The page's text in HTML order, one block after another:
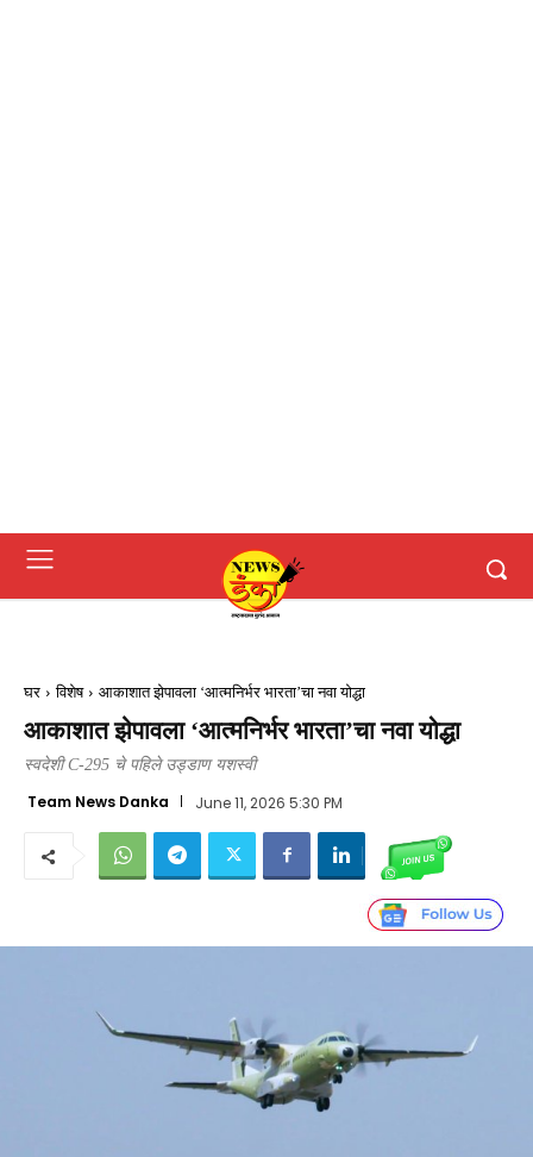
घर विशेष आकाशात झेपावला ‘आत्मनिर्भर भारता’चा नवा योद्धा
आकाशात झेपावला ‘आत्मनिर्भर भारता’चा नवा योद्धा
स्वदेशी C-295 चे पहिले उड्डाण यशस्वी
Team News Danka June 11, 2026 5:30 PM